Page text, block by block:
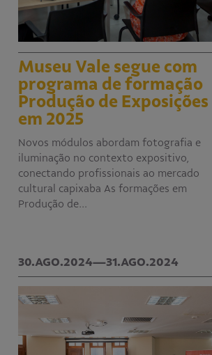
Museu Vale segue com
programa de formação
Produção de Exposições
em 2025
Novos módulos abordam fotografia e
iluminação no contexto expositivo,
conectando profissionais ao mercado
cultural capixaba As formações em
Produção de…
30.AGO.2024—31.AGO.2024